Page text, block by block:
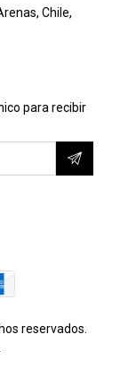
Chile,
para recibir
reservados.